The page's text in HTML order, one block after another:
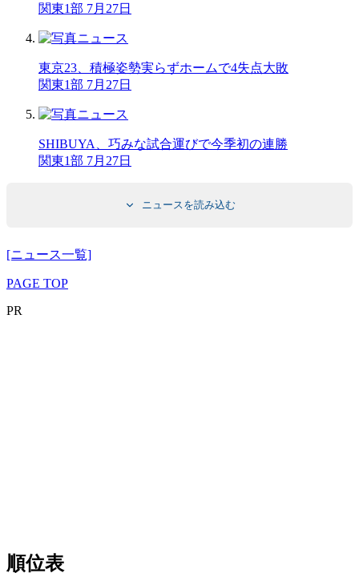
関東1部 7月27日
東京23、積極姿勢実らずホームで4失点大敗
関東1部 7月27日
SHIBUYA、巧みな試合運びで今季初の連勝
関東1部 7月27日
ニュースを読み込む
[ニュース一覧]
PAGE TOP
PR
順位表